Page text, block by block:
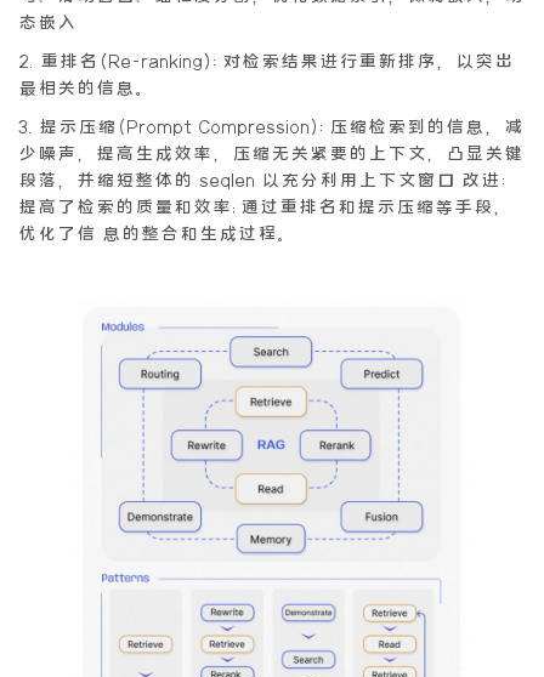
态嵌入
2.重排名(Re-ranking):对检索结果进行重新排序，以突出
最相关的信息。
3.提示压缩(Prompt Compression):压缩检索到的信息，减
少噪声，提高生成效率，压缩无关紧要的上下文，凸显关键
段落，并缩短整体的 seqlen 以充分利用上下文窗口 改进:
提高了检索的质量和效率;通过重排名和提示压缩等手段，
优化了信 息的整合和生成过程。